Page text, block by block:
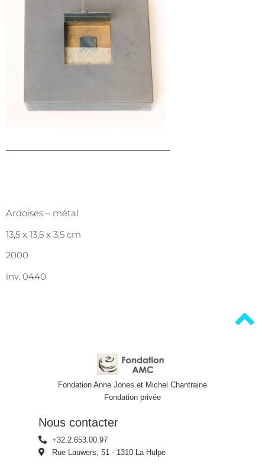
Ardoises – métal
13,5 x 13,5 x 3,5 cm
2000
inv. 0440
Fondation Anne Jones et Michel Chantraine
Fondation privée
Nous contacter
+32.2.653.00.97
Rue Lauwers, 51 - 1310 La Hulpe